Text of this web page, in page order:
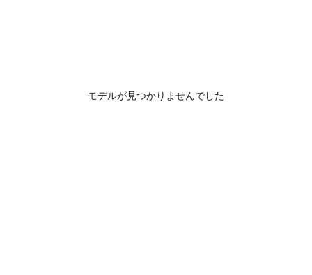
モデルが見つかりませんでした